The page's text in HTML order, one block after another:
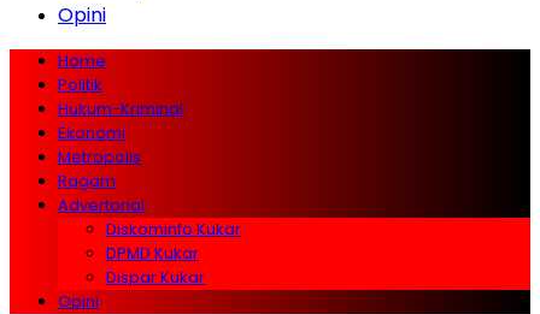
Opini
Home
Politik
Hukum-Kriminal
Ekonomi
Metropolis
Ragam
Advertorial
Diskominfo Kukar
DPMD Kukar
Dispar Kukar
Opini